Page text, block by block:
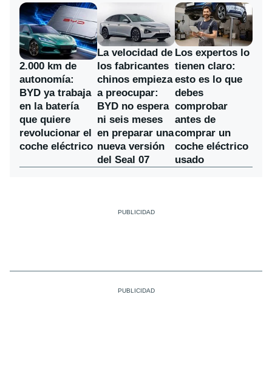
2.000 km de
autonomía:
BYD ya trabaja
en la batería
que quiere
revolucionar el
coche eléctrico
La velocidad de
los fabricantes
chinos empieza
a preocupar:
BYD no espera
ni seis meses
en preparar una
nueva versión
del Seal 07
Los expertos lo
tienen claro:
esto es lo que
debes
comprobar
antes de
comprar un
coche eléctrico
usado